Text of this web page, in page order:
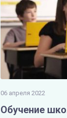
06 апреля 2022
Обучение